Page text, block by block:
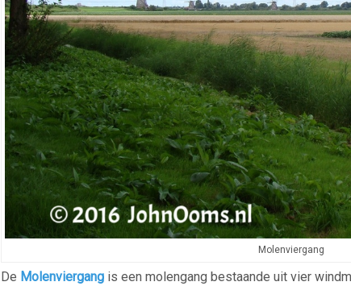
Molenviergang
De Molenviergang is een molengang bestaande uit vier